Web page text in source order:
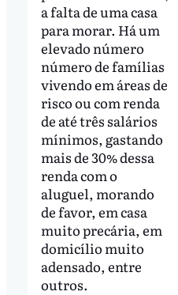
a falta de uma casa
para morar. Há um
elevado número
número de famílias
vivendo em áreas de
risco ou com renda
de até três salários
mínimos, gastando
mais de 30% dessa
renda com o
aluguel, morando
de favor, em casa
muito precária, em
domicílio muito
adensado, entre
outros.